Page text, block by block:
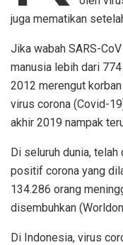
juga mematikan
Jika wabah SARS-
manusia lebih dari
2012 merengut
virus corona (Covid-
akhir 2019 nampak
Di seluruh dunia,
positif corona yang
134.286 orang
disembuhkan
Di Indonesia, virus